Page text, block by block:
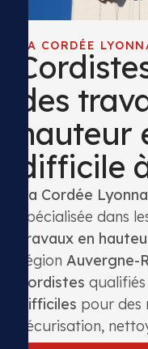
LA CORDÉE
des
hauteur
difficile
La Cordée
spécialisée dans
travaux en
région Auvergne-
cordistes
difficiles pour des
sécurisation,